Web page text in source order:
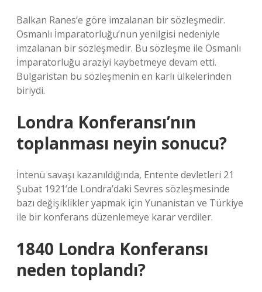
Balkan Ranes’e göre imzalanan bir sözleşmedir.
Osmanlı İmparatorluğu’nun yenilgisi nedeniyle
imzalanan bir sözleşmedir. Bu sözleşme ile Osmanlı
İmparatorluğu araziyi kaybetmeye devam etti.
Bulgaristan bu sözleşmenin en karlı ülkelerinden
biriydi.
Londra Konferansı’nın
toplanması neyin sonucu?
İntenü savaşı kazanıldığında, Entente devletleri 21
Şubat 1921’de Londra’daki Sevres sözleşmesinde
bazı değişiklikler yapmak için Yunanistan ve Türkiye
ile bir konferans düzenlemeye karar verdiler.
1840 Londra Konferansı
neden toplandı?